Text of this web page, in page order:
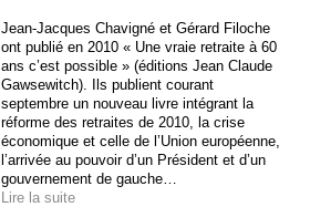
Jean-Jacques Chavigné et Gérard Filoche
ont publié en 2010 « Une vraie retraite à 60
ans c’est possible » (éditions Jean Claude
Gawsewitch). Ils publient courant
septembre un nouveau livre intégrant la
réforme des retraites de 2010, la crise
économique et celle de l’Union européenne,
l’arrivée au pouvoir d’un Président et d’un
gouvernement de gauche…
Lire la suite